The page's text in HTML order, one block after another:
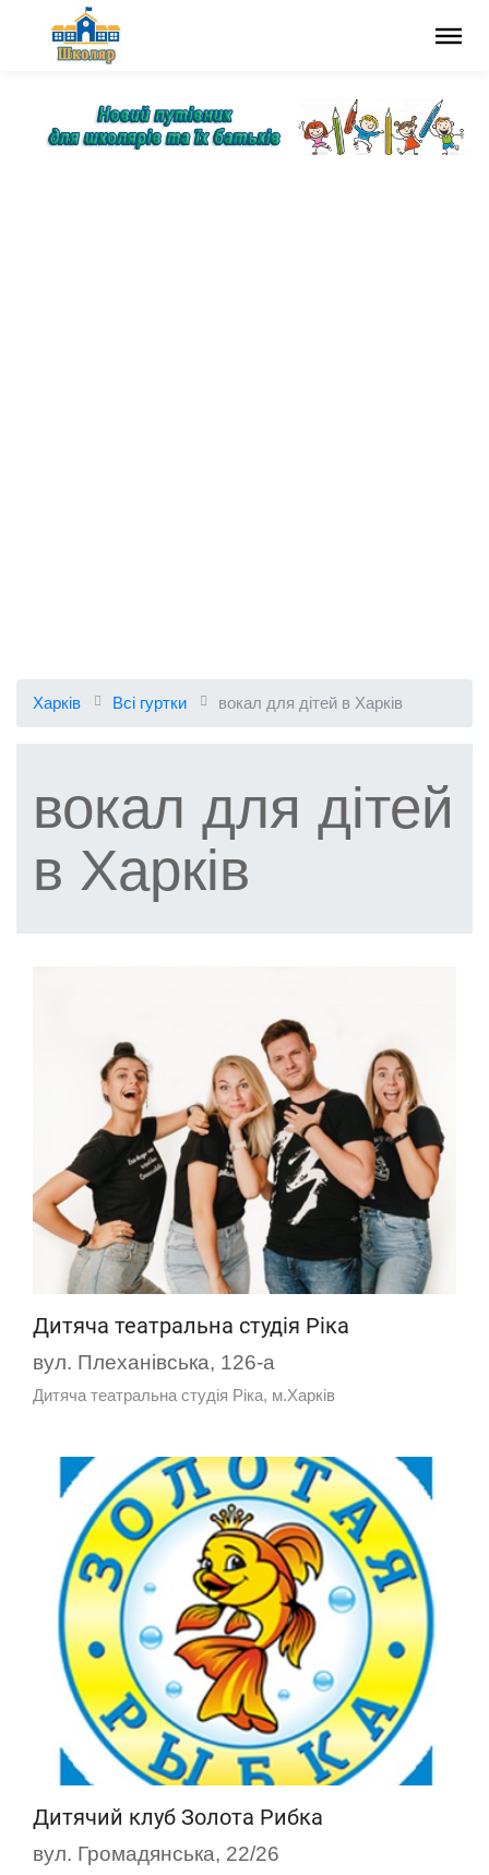
Харків Всі гуртки вокал для дітей в Харків
вокал для дітей
в Харків
Дитяча театральна студія Ріка
вул. Плеханівська, 126-а
Дитяча театральна студія Ріка, м.Харків
Дитячий клуб Золота Рибка
вул. Громадянська, 22/26